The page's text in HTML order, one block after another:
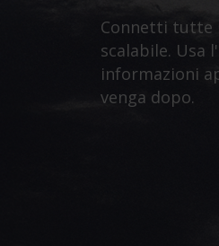
Connetti tutte
scalabile. Usa
informazioni
venga dopo.